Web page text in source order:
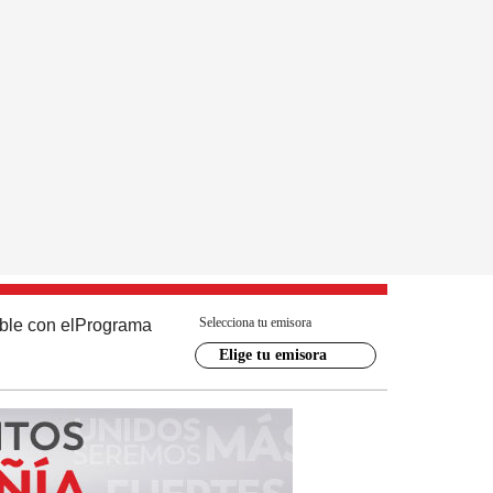
con el Programa Selecciona tu emisora
Elige tu emisora